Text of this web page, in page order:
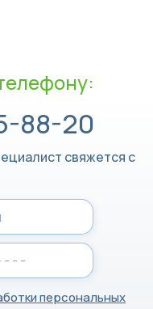
88-20
свяжется с
персональных